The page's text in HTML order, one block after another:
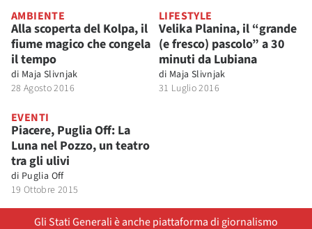
AMBIENTE
Alla scoperta del Kolpa, il
fiume magico che congela
il tempo
di Maja Slivnjak
28 Agosto 2016
LIFESTYLE
Velika Planina, il “grande
(e fresco) pascolo” a 30
minuti da Lubiana
di Maja Slivnjak
31 Luglio 2016
EVENTI
Piacere, Puglia Off: La
Luna nel Pozzo, un teatro
tra gli ulivi
di Puglia Off
19 Ottobre 2015
Gli Stati Generali è anche piattaforma di giornalismo